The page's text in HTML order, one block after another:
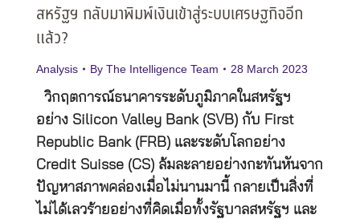
สหรัฐฯ กลับมาพิมพ์เงินเข้าสู่ระบบเศรษฐกิจอีก
แล้ว?
Analysis By The Intelligence Team 28 March 2023
วิกฤตการณ์ธนาคารระดับภูมิภาคในสหรัฐฯ
อย่าง Silicon Valley Bank (SVB) กับ First
Republic Bank (FRB) และระดับโลกอย่าง
Credit Suisse (CS) ล้มละลายอย่างกะทันหันจาก
ปัญหาสภาพคล่องเมื่อไม่นานมานี้ กลายเป็นสิ่งที่
ไม่ได้เลวร้ายอย่างที่คิดเมื่อทั้งรัฐบาลสหรัฐฯ และ